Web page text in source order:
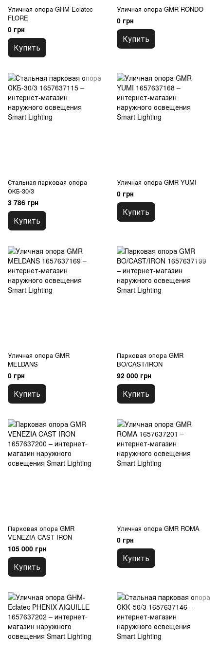
Уличная опора GHM-Eclatec
FLORE
0 грн
Купить
Уличная опора GMR RONDO
0 грн
Купить
Стальная парковая опора
ОКБ-30/3
3 786 грн
Купить
Уличная опора GMR YUMI
0 грн
Купить
Уличная опора GMR
MELDANS
0 грн
Купить
Парковая опора GMR
BO/CAST/IRON
92 000 грн
Купить
Парковая опора GMR
VENEZIA CAST IRON
105 000 грн
Купить
Уличная опора GMR ROMA
0 грн
Купить